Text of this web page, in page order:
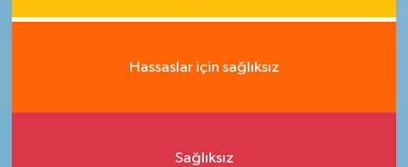
Hassaslar için sağlıksız
Sağlıksız